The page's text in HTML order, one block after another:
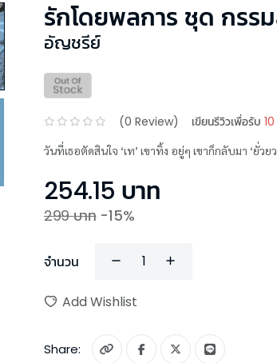
รักโดยพลการ ชุด กรร
อัญชรีย์
(0 Review) เขียนรีวิวเพื่อรับ
วันที่เธอตัดสินใจ ‘เท’ เขาทิ้ง อยู่ๆ
254.15 บาท
299บาท -15%
จำนวน
Add Wishlist
Share: